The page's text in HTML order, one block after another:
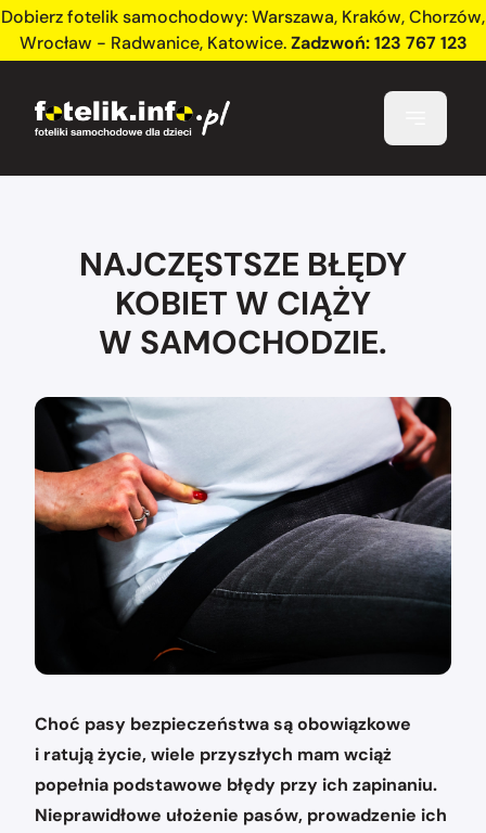
Dobierz fotelik samochodowy:Warszawa, Kraków,Chorzów,
Wrocław - Radwanice, Katowice.Zadzwoń:123 767 123
NAJCZĘSTSZE BŁĘDY
KOBIET W CIĄŻY
W SAMOCHODZIE.
Choć pasy bezpieczeństwa są obowiązkowe
i ratują życie, wiele przyszłych mam wciąż
popełnia podstawowe błędy przy ich zapinaniu.
Nieprawidłowe ułożenie pasów, prowadzenie ich